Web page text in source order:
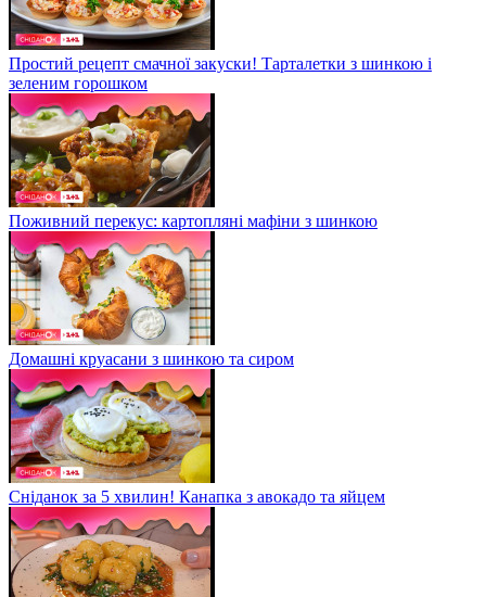
Простий рецепт смачної закуски! Тарталетки з шинкою і
зеленим горошком
Поживний перекус: картопляні мафіни з шинкою
Домашні круасани з шинкою та сиром
Сніданок за 5 хвилин! Канапка з авокадо та яйцем